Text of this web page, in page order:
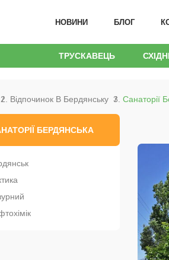
НОВИНИ БЛОГ
ТРУСКАВЕЦЬ
БЕРДЯНСЬКА
Відпочинок В Бердянську Санаторії